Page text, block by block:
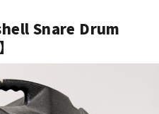
Snare Drum